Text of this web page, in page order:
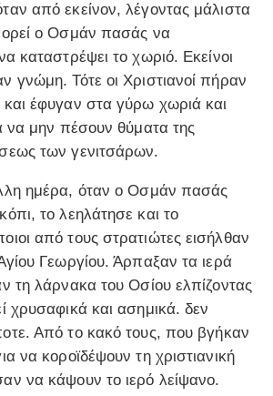
από εκείνον, λέγοντας μάλιστα
ο Οσμάν πασάς να
καταστρέψει το χωριό. Εκείνοι
γνώμη. Τότε οι Χριστιανοί πήραν
και έφυγαν στα γύρω χωριά και
να μην πέσουν θύματα της
των γενιτσάρων.
ημέρα, όταν ο Οσμάν πασάς
το λεηλάτησε και το
από τους στρατιώτες εισήλθαν
Γεωργίου. Άρπαξαν τα ιερά
τη λάρνακα του Οσίου ελπίζοντας
χρυσαφικά και ασημικά. δεν
Από το κακό τους, που βγήκαν
να κοροϊδέψουν τη χριστιανική
να κάψουν το ιερό λείψανο.